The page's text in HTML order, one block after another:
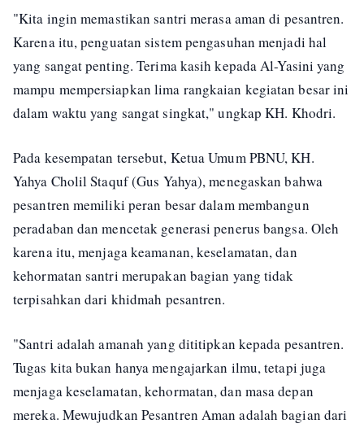
"Kita ingin memastikan santri merasa aman di pesantren.
Karena itu, penguatan sistem pengasuhan menjadi hal
yang sangat penting. Terima kasih kepada Al-Yasini yang
mampu mempersiapkan lima rangkaian kegiatan besar ini
dalam waktu yang sangat singkat," ungkap KH. Khodri.
Pada kesempatan tersebut, Ketua Umum PBNU, KH.
Yahya Cholil Staquf (Gus Yahya), menegaskan bahwa
pesantren memiliki peran besar dalam membangun
peradaban dan mencetak generasi penerus bangsa. Oleh
karena itu, menjaga keamanan, keselamatan, dan
kehormatan santri merupakan bagian yang tidak
terpisahkan dari khidmah pesantren.
"Santri adalah amanah yang dititipkan kepada pesantren.
Tugas kita bukan hanya mengajarkan ilmu, tetapi juga
menjaga keselamatan, kehormatan, dan masa depan
mereka. Mewujudkan Pesantren Aman adalah bagian dari